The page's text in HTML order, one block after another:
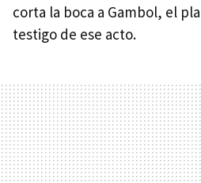
corta la boca a Gambol, el
testigo de ese acto.